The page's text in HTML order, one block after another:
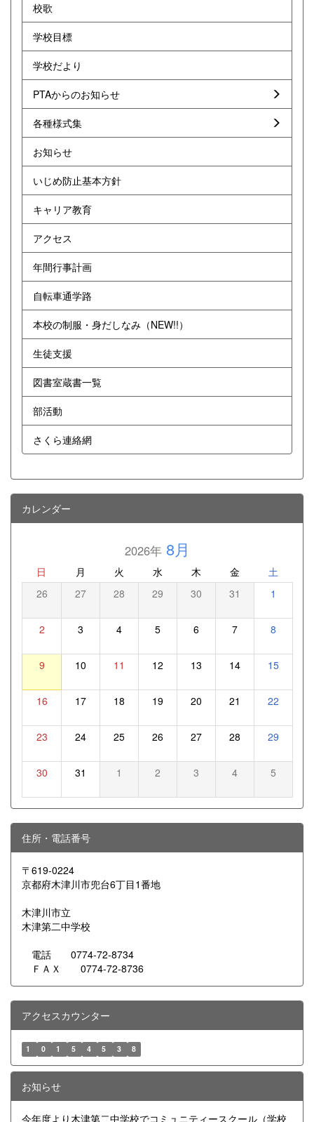
校歌
学校目標
学校だより
PTAからのお知らせ
各種様式集
お知らせ
いじめ防止基本方針
キャリア教育
アクセス
年間行事計画
自転車通学路
本校の制服・身だしなみ（NEW!!）
生徒支援
図書室蔵書一覧
部活動
さくら連絡網
カレンダー
2026年8月
日 月 火 水 木 金 土
26 27 28 29 30 31 1
2 3 4 5 6 7 8
9 10 11 12 13 14 15
16 17 18 19 20 21 22
23 24 25 26 27 28 29
30 31 1 2 3 4 5
住所・電話番号
〒619-0224
京都府木津川市兜台6丁目1番地
木津川市立
木津第二中学校
電話 0774-72-8734
ＦＡＸ 0774-72-8736
アクセスカウンター
1 0 1 5 4 5 3 8
お知らせ
今年度より木津第二中学校でコミュニティースクール（学校